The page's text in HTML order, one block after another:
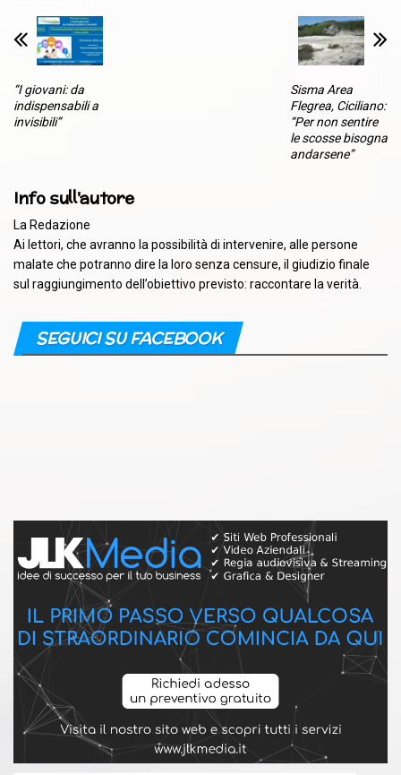
“I giovani: da
indispensabili a
invisibili”
Sisma Area
Flegrea, Ciciliano:
“Per non sentire
le scosse bisogna
andarsene”
Info sull'autore
La Redazione
Ai lettori, che avranno la possibilità di intervenire, alle persone
malate che potranno dire la loro senza censure, il giudizio finale
sul raggiungimento dell’obiettivo previsto: raccontare la verità.
SEGUICI SU FACEBOOK